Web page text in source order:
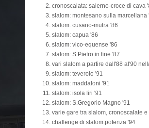
cronoscalata: salerno-croce di cava
slalom: montesano sulla marcellana
slalom: cusano-mutra '86
slalom: capua '86
slalom: vico-equense '86
slalom: S.Pietro in fine '87
vari slalom a partire dall'88 al'90
slalom: teverolo '91
slalom: maddaloni '91
slalom: isola liri '91
slalom: S.Gregorio Magno '91
varie gare tra slalom, cronoscalate
challenge di slalom:potenza '94